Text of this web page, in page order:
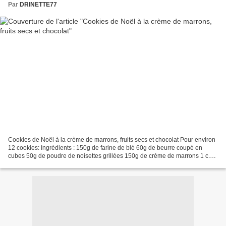
Par DRINETTE77
Cookies de Noël à la crème de marrons, fruits secs et chocolat Pour environ
12 cookies: Ingrédients : 150g de farine de blé 60g de beurre coupé en
cubes 50g de poudre de noisettes grillées 150g de crème de marrons 1 c.c.